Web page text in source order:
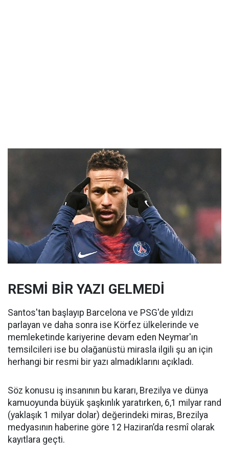
RESMİ BİR YAZI GELMEDİ
Santos'tan başlayıp Barcelona ve PSG'de yıldızı
parlayan ve daha sonra ise Körfez ülkelerinde ve
memleketinde kariyerine devam eden Neymar'ın
temsilcileri ise bu olağanüstü mirasla ilgili şu an için
herhangi bir resmi bir yazı almadıklarını açıkladı.
Söz konusu iş insanının bu kararı, Brezilya ve dünya
kamuoyunda büyük şaşkınlık yaratırken, 6,1 milyar rand
(yaklaşık 1 milyar dolar) değerindeki miras, Brezilya
medyasının haberine göre 12 Haziran’da resmî olarak
kayıtlara geçti.